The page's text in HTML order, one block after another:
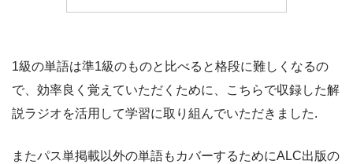
1級の単語は準1級のものと比べると格段に難しくなるの
で、効率良く覚えていただくために、こちらで収録した解
説ラジオを活用して学習に取り組んでいただきました.
またパス単掲載以外の単語もカバーするためにALC出版の